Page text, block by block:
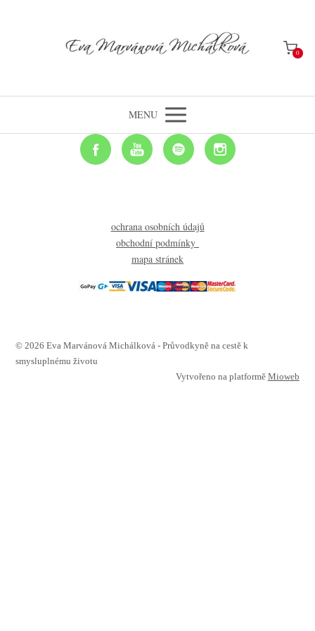
0
MENU
ochrana osobních údajů
obchodní podmínky
mapa stránek
© 2026 Eva Marvánová Michálková - Průvodkyně na cestě k
smysluplnému životu
Vytvořeno na platformě Mioweb